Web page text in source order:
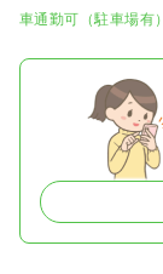
車通勤可（駐車場有）